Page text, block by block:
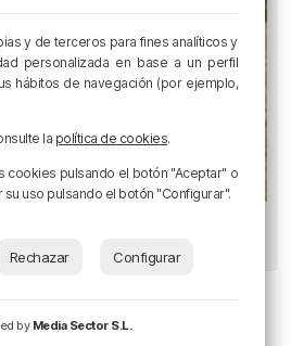
ante el eclipse: una
daños irreversibles
y de terceros para fines analíticos y
personalizada en base a un perfil
hábitos de navegación (por ejemplo,
la política de cookies.
cookies pulsando el botón "Aceptar" o
uso pulsando el botón "Configurar".
Rechazar Configurar
by Media Sector S.L.